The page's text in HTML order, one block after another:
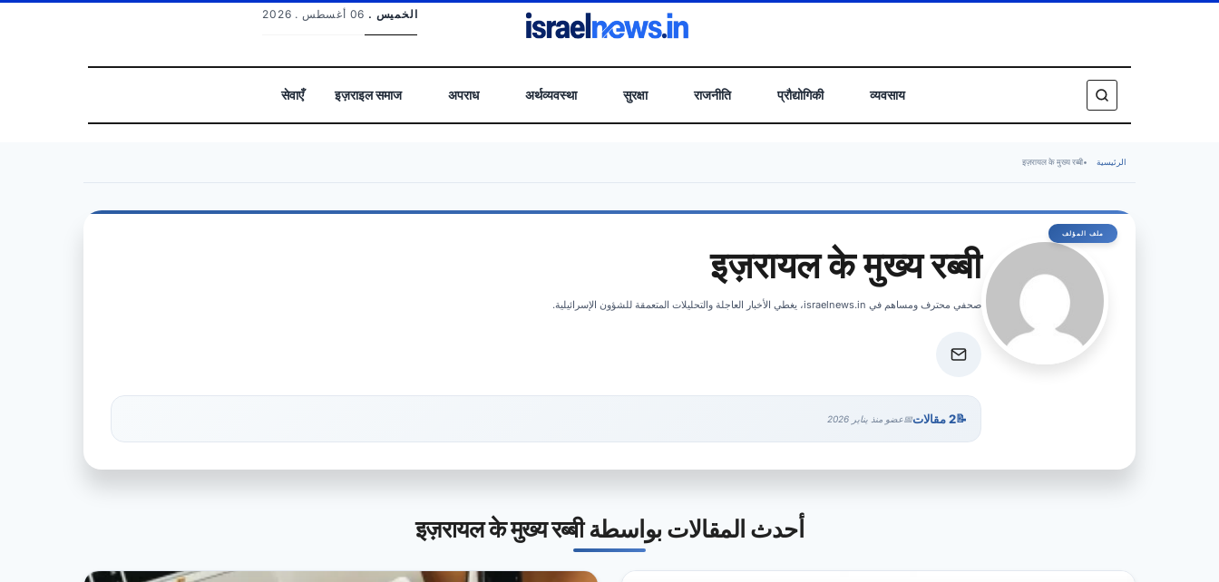
الخميس . 06 أغسطس . 2026
व्यवसाय
प्रौद्योगिकी
राजनीति
सुरक्षा
अर्थव्यवस्था
अपराध
इज़राइल समाज
सेवाएँ
الرئيسية •
इज़रायल के मुख्य रब्बी
इज़रायल के मुख्य रब्बी
صحفي محترف ومساهم في israelnews.in، يغطي الأخبار العاجلة والتحليلات المتعمقة للشؤون الإسرائيلية.
2 مقالات عضو منذ يناير 2026
أحدث المقالات بواسطة इज़रायल के मुख्य रब्बी